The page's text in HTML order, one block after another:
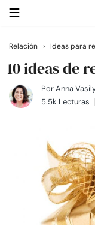
Buscar
Casarse
Relaciones
Familia
Relación › Ideas para
10 ideas de
PorAnna
5.5k Lecturas